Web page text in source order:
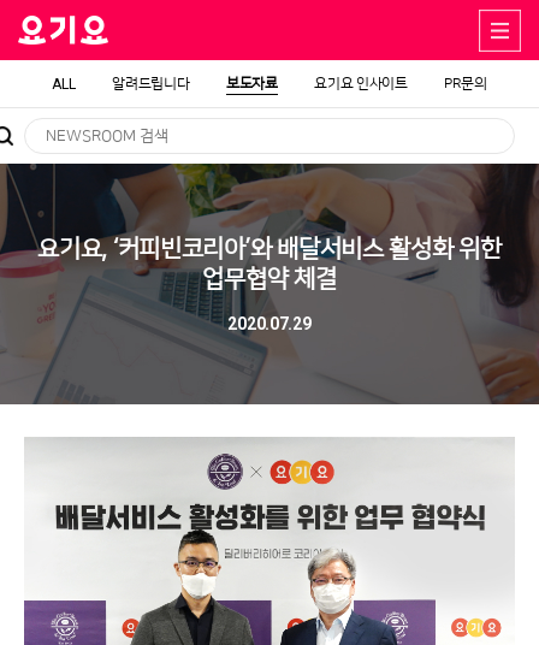
ALL 알려드립니다 보도자료 요기요 인사이트 PR문의
요기요, ‘커피빈코리아’와 배달서비스 활성화 위한
업무협약 체결
2020.07.29